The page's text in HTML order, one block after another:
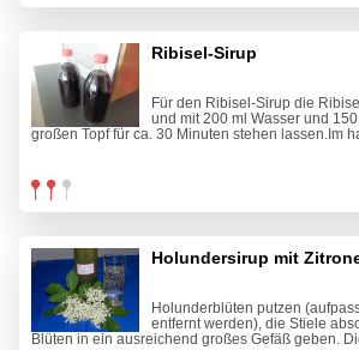
Ribisel-Sirup
Für den Ribisel-Sirup die
und mit 200 ml Wasser und
großen Topf für ca. 30 Minuten stehen lassen.Im
Holundersirup mit
Holunderblüten putzen
entfernt werden), die Stiele
Blüten in ein ausreichend großes Gefäß geben.